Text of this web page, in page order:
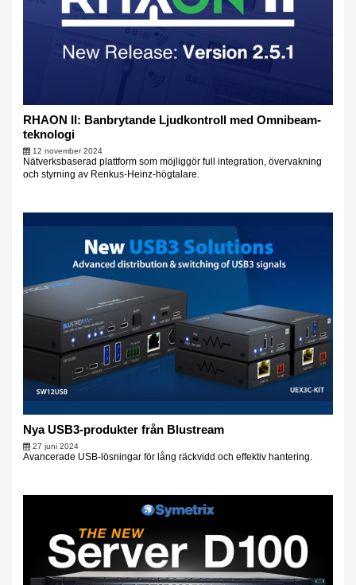
RHAON II: Banbrytande Ljudkontroll med Omnibeam-
teknologi
12 november 2024
Nätverksbaserad plattform som möjliggör full integration, övervakning
och styrning av Renkus-Heinz-högtalare.
Nya USB3-produkter från Blustream
27 juni 2024
Avancerade USB-lösningar för lång räckvidd och effektiv hantering.